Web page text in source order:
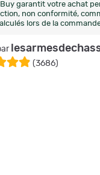
garantit votre achat
non conformité,
lors de la
(3686)